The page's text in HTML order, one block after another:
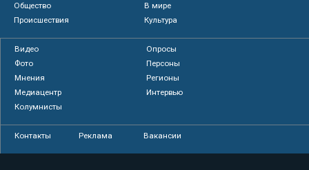
Общество
В мире
Происшествия
Культура
Видео
Опросы
Фото
Персоны
Мнения
Регионы
Медиацентр
Интервью
Колумнисты
Контакты Реклама Вакансии